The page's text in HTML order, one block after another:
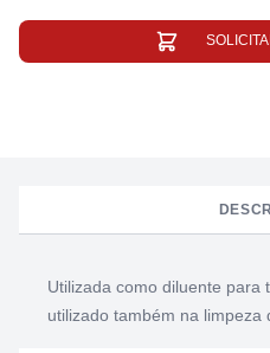
Utilizada como diluente para
utilizado também na limpeza